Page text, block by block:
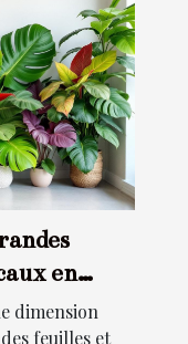
en
dimension
feuilles et